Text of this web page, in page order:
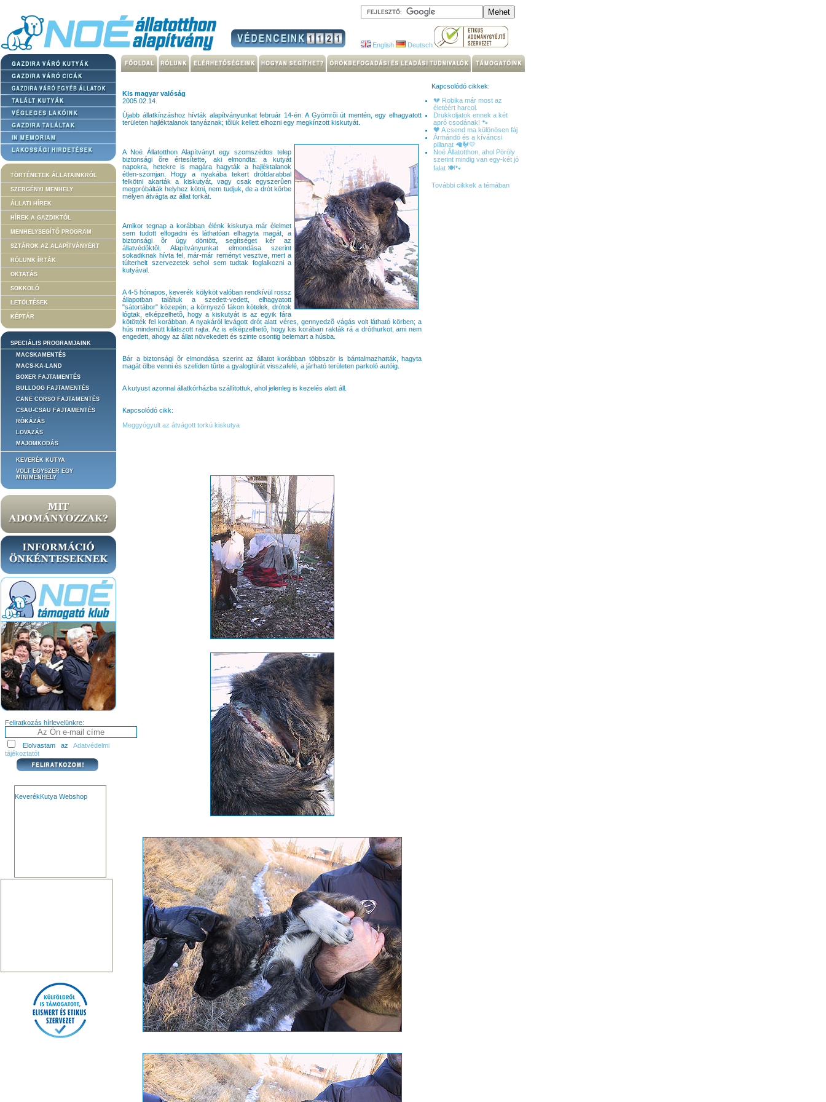
English Deutsch
TÖRTÉNETEK ÁLLATAINKRÓL
SZERGÉNYI MENHELY
ÁLLATI HÍREK
HÍREK A GAZDIKTÓL
MENHELYSEGÍTŐ PROGRAM
SZTÁROK AZ ALAPÍTVÁNYÉRT
RÓLUNK ÍRTÁK
OKTATÁS
SOKKOLÓ
LETÖLTÉSEK
KÉPTÁR
SPECIÁLIS PROGRAMJAINK
MACSKAMENTÉS
MACS-KA-LAND
BOXER FAJTAMENTÉS
BULLDOG FAJTAMENTÉS
CANE CORSO FAJTAMENTÉS
CSAU-CSAU FAJTAMENTÉS
RÓKÁZÁS
LOVAZÁS
MAJOMKODÁS
KEVERÉK KUTYA
VOLT EGYSZER EGY
MINIMENHELY
Feliratkozás hírlevelünkre:
Elolvastam az Adatvédelmi
tájékoztatót
KeverékKutya Webshop
Kis magyar valóság
2005.02.14.
Újabb állatkínzáshoz hívták alapítványunkat február 14-én. A Gyömrõi út mentén, egy elhagyatott
területen hajléktalanok tanyáznak; tõlük kellett elhozni egy megkínzott kiskutyát.
A Noé Állatotthon Alapítványt egy szomszédos telep
biztonsági õre értesítette, aki elmondta: a kutyát
napokra, hetekre is magára hagyták a hajléktalanok
étlen-szomjan. Hogy a nyakába tekert drótdarabbal
felkötni akarták a kiskutyát, vagy csak egyszerûen
megpróbálták helyhez kötni, nem tudjuk, de a drót körbe
mélyen átvágta az állat torkát.
Amikor tegnap a korábban élénk kiskutya már élelmet
sem tudott elfogadni és láthatóan elhagyta magát, a
biztonsági õr úgy döntött, segítséget kér az
állatvédõktõl. Alapítványunkat elmondása szerint
sokadiknak hívta fel, már-már reményt vesztve, mert a
túlterhelt szervezetek sehol sem tudtak foglalkozni a
kutyával.
A 4-5 hónapos, keverék kölyköt valóban rendkívül rossz
állapotban találtuk a szedett-vedett, elhagyatott
"sátortábor" közepén; a környezõ fákon kötelek, drótok
lógtak, elképzelhetõ, hogy a kiskutyát is az egyik fára
kötötték fel korábban. A nyakáról levágott drót alatt véres, gennyedzõ vágás volt látható körben; a
hús mindenütt kilátszott rajta. Az is elképzelhetõ, hogy kis korában rakták rá a dróthurkot, ami nem
engedett, ahogy az állat növekedett és szinte csontig belemart a húsba.
Bár a biztonsági õr elmondása szerint az állatot korábban többször is bántalmazhatták, hagyta
magát ölbe venni és szelíden tûrte a gyalogtúrát visszafelé, a járható területen parkoló autóig.
A kutyust azonnal állatkórházba szállítottuk, ahol jelenleg is kezelés alatt áll.
Kapcsolódó cikk:
Meggyógyult az átvágott torkú kiskutya
Kapcsolódó cikkek:
💔 Robika már most az
életéért harcol.
Drukkoljatok ennek a két
apró csodának! 🐾
🖤 A csend ma különösen fáj
Ármándó és a kíváncsi
pillanat 🦙🐓💛
Noé Állatotthon, ahol Pöröly
szerint mindig van egy-két jó
falat 🍽️🐾
További cikkek a témában